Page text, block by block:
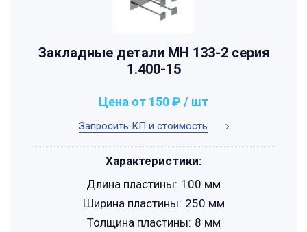
Закладные детали МН 133-2 серия
1.400-15
Запросить КП и стоимость
Цена от 150 ₽ / шт
Характеристики:
Длина пластины: 100 мм
Ширина пластины: 250 мм
Толщина пластины: 8 мм